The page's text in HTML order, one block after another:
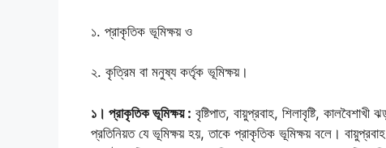
১. প্রাকৃতিক ভূমিক্ষয় ও
২. কৃত্রিম বা মনুষ্য কর্তৃক ভূমিক্ষয়।
১। প্রাকৃতিক ভূমিক্ষয় : বৃষ্টিপাত, বায়ুপ্রবাহ, শিলাবৃষ্টি,
প্রতিনিয়ত যে ভূমিক্ষয় হয়, তাকে প্রাকৃতিক ভূমিক্ষয় বলে।